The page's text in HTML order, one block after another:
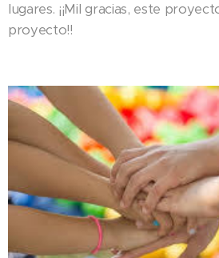
lugares. ¡¡Mil gracias, este
proyecto!!